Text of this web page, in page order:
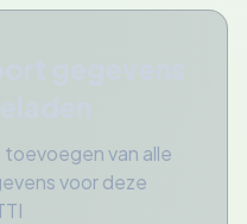
van alle
voor deze